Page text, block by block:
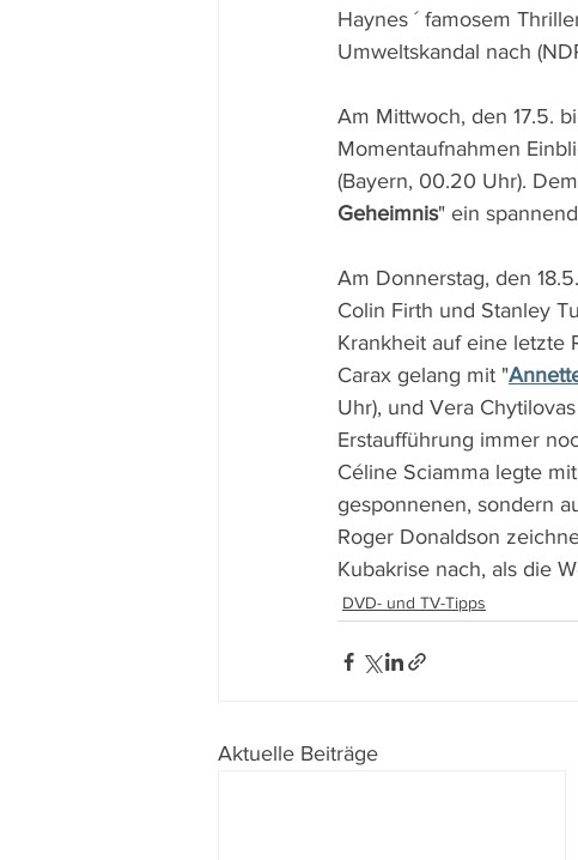
Haynes ´ famosem
Umweltskandal nach
Am Mittwoch, den 17.5.
Momentaufnahmen
(Bayern, 00.20 Uhr).
Geheimnis" ein
Am Donnerstag, den
Colin Firth und Stanley
Krankheit auf eine letzte
Carax gelang mit "
Uhr), und Vera
Erstaufführung immer
Céline Sciamma legte
gesponnenen, sondern
Roger Donaldson
Kubakrise nach, als die
DVD- und TV-Tipps
Aktuelle Beiträge